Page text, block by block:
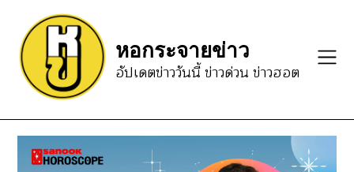
content
หอกระจายข่าว
อัปเดตข่าววันนี้ ข่าวด่วน ข่าวฮอต